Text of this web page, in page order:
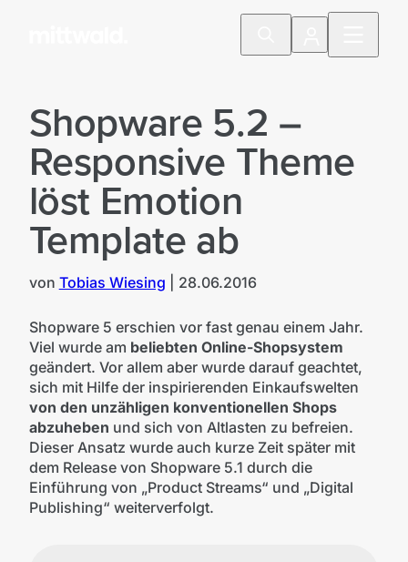
Shopware 5.2 –
Responsive Theme
löst Emotion
Template ab
von Tobias Wiesing 28.06.2016
©Mittwald
Shopware 5 erschien vor fast genau einem Jahr.
Viel wurde am beliebten Online-Shopsystem
geändert. Vor allem aber wurde darauf geachtet,
sich mit Hilfe der inspirierenden Einkaufswelten
von den unzähligen konventionellen Shops
abzuheben und sich von Altlasten zu befreien.
Dieser Ansatz wurde auch kurze Zeit später mit
dem Release von Shopware 5.1 durch die
Einführung von „Product Streams“ und „Digital
Publishing“ weiterverfolgt.